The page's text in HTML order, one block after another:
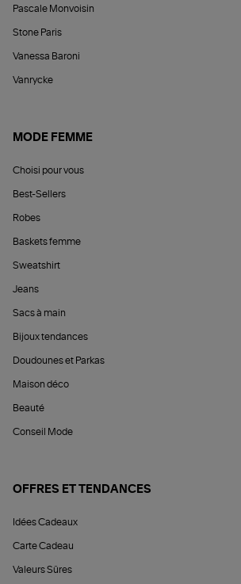
Pascale Monvoisin
Stone Paris
Vanessa Baroni
Vanrycke
MODE FEMME
Choisi pour vous
Best-Sellers
Robes
Baskets femme
Sweatshirt
Jeans
Sacs à main
Bijoux tendances
Doudounes et Parkas
Maison déco
Beauté
Conseil Mode
OFFRES ET TENDANCES
Idées Cadeaux
Carte Cadeau
Valeurs Sûres